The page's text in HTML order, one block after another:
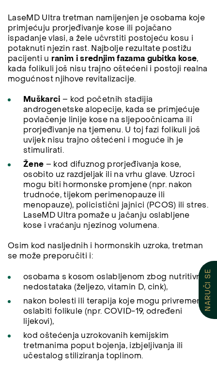
LaseMD Ultra tretman namijenjen je osobama koje
primjećuju prorjeđivanje kose ili pojačano
ispadanje vlasi, a žele učvrstiti postojeću kosu i
potaknuti njezin rast. Najbolje rezultate postižu
pacijenti u ranim i srednjim fazama gubitka kose,
kada folikuli još nisu trajno oštećeni i postoji realna
mogućnost njihove revitalizacije.
Muškarci – kod početnih stadijia
androgenetske alopecije, kada se primjećuje
povlačenje linije kose na sljepoočnicama ili
prorjeđivanje na tjemenu. U toj fazi folikuli još
uvijek nisu trajno oštećeni i moguće ih je
stimulirati.
Žene – kod difuznog prorjeđivanja kose,
osobito uz razdjeljak ili na vrhu glave. Uzroci
mogu biti hormonske promjene (npr. nakon
trudnoće, tijekom perimenopauze ili
menopauze), policistični jajnici (PCOS) ili stres.
LaseMD Ultra pomaže u jačanju oslabljene
kose i vraćanju njezinog volumena.
Osim kod nasljednih i hormonskih uzroka, tretman
se može preporučiti i:
osobama s kosom oslabljenom zbog nutritivnih
nedostataka (željezo, vitamin D, cink),
nakon bolesti ili terapija koje mogu privremeno
oslabiti folikule (npr. COVID-19, određeni
lijekovi),
kod oštećenja uzrokovanih kemijskim
tretmanima poput bojenja, izbjeljivanja ili
učestalog stiliziranja toplinom.
NARUČI SE